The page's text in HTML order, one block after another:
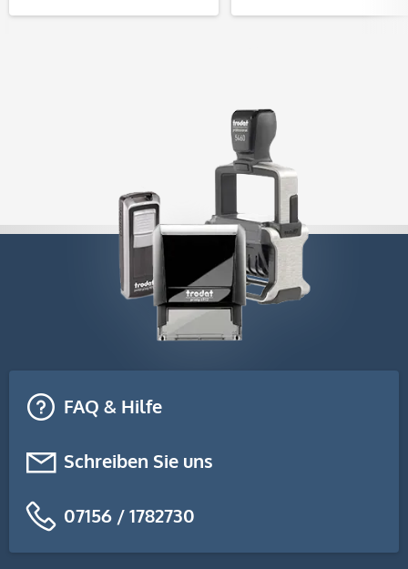
FAQ & Hilfe
Schreiben Sie uns
07156 / 1782730